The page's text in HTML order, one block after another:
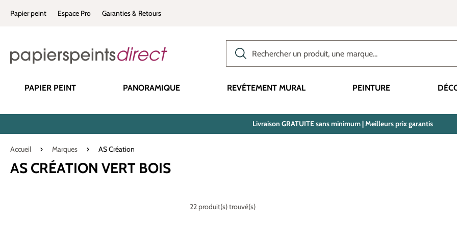
Passer à la navigation principale
Papier peint Espace Pro Garanties & Retours
PAPIER PEINT PANORAMIQUE REVÊTEMENT MURAL PEINTURE
Livraison GRATUITE sans minimum | Meilleurs prix garantis
Accueil Marques AS Création
AS CRÉATION VERT BOIS
22 produit(s) trouvé(s)